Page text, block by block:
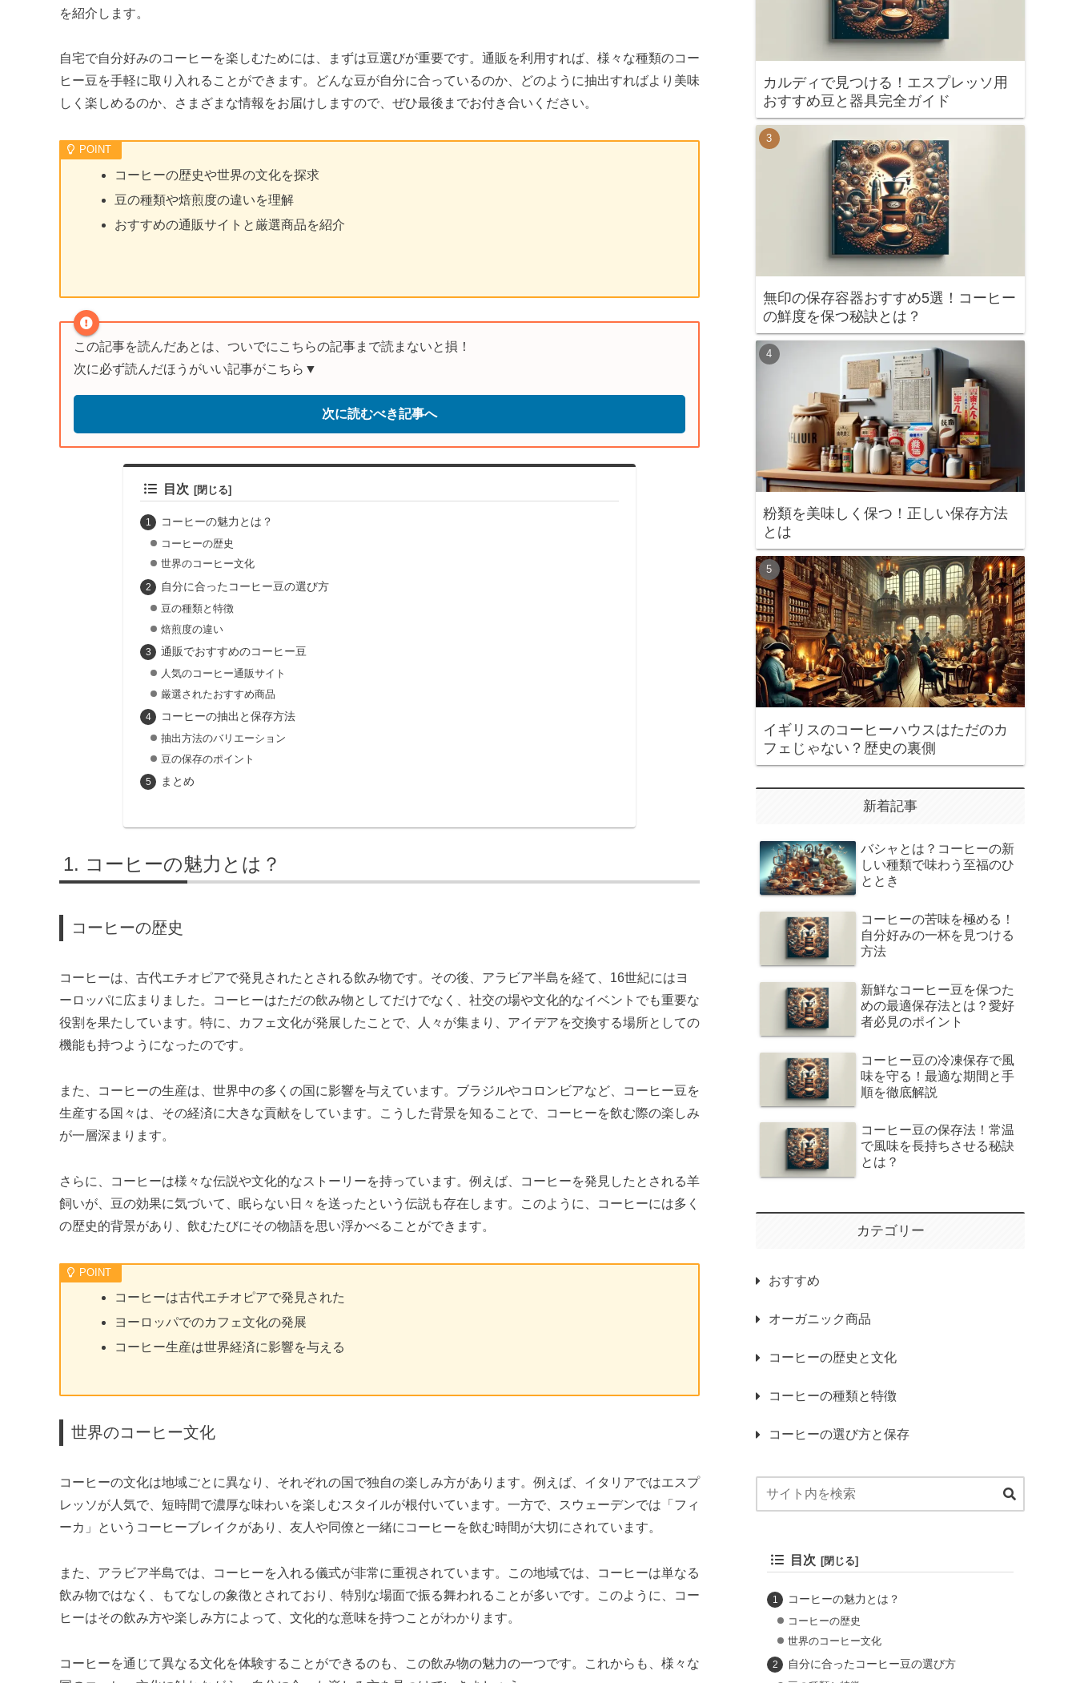
を紹介します。
自宅で自分好みのコーヒーを楽しむためには、まずは豆選びが重要です。通販を利用すれば、様々な種類のコー
ヒー豆を手軽に取り入れることができます。どんな豆が自分に合っているのか、どのように抽出すればより美味
しく楽しめるのか、さまざまな情報をお届けしますので、ぜひ最後までお付き合いください。
コーヒーの歴史や世界の文化を探求
豆の種類や焙煎度の違いを理解
おすすめの通販サイトと厳選商品を紹介
この記事を読んだあとは、ついでにこちらの記事まで読まないと損！
次に必ず読んだほうがいい記事がこちら▼
次に読むべき記事へ
目次
コーヒーの魅力とは？
コーヒーの歴史
世界のコーヒー文化
自分に合ったコーヒー豆の選び方
豆の種類と特徴
焙煎度の違い
通販でおすすめのコーヒー豆
人気のコーヒー通販サイト
厳選されたおすすめ商品
コーヒーの抽出と保存方法
抽出方法のバリエーション
豆の保存のポイント
まとめ
コーヒーの魅力とは？
コーヒーの歴史
コーヒーは、古代エチオピアで発見されたとされる飲み物です。その後、アラビア半島を経て、16世紀にはヨ
ーロッパに広まりました。コーヒーはただの飲み物としてだけでなく、社交の場や文化的なイベントでも重要な
役割を果たしています。特に、カフェ文化が発展したことで、人々が集まり、アイデアを交換する場所としての
機能も持つようになったのです。
また、コーヒーの生産は、世界中の多くの国に影響を与えています。ブラジルやコロンビアなど、コーヒー豆を
生産する国々は、その経済に大きな貢献をしています。こうした背景を知ることで、コーヒーを飲む際の楽しみ
が一層深まります。
さらに、コーヒーは様々な伝説や文化的なストーリーを持っています。例えば、コーヒーを発見したとされる羊
飼いが、豆の効果に気づいて、眠らない日々を送ったという伝説も存在します。このように、コーヒーには多く
の歴史的背景があり、飲むたびにその物語を思い浮かべることができます。
コーヒーは古代エチオピアで発見された
ヨーロッパでのカフェ文化の発展
コーヒー生産は世界経済に影響を与える
世界のコーヒー文化
コーヒーの文化は地域ごとに異なり、それぞれの国で独自の楽しみ方があります。例えば、イタリアではエスプ
レッソが人気で、短時間で濃厚な味わいを楽しむスタイルが根付いています。一方で、スウェーデンでは「フィ
ーカ」というコーヒーブレイクがあり、友人や同僚と一緒にコーヒーを飲む時間が大切にされています。
また、アラビア半島では、コーヒーを入れる儀式が非常に重視されています。この地域では、コーヒーは単なる
飲み物ではなく、もてなしの象徴とされており、特別な場面で振る舞われることが多いです。このように、コー
ヒーはその飲み方や楽しみ方によって、文化的な意味を持つことがわかります。
コーヒーを通じて異なる文化を体験することができるのも、この飲み物の魅力の一つです。これからも、様々な
カルディで見つける！エスプレッソ用
おすすめ豆と器具完全ガイド
無印の保存容器おすすめ5選！コーヒー
の鮮度を保つ秘訣とは？
粉類を美味しく保つ！正しい保存方法
とは
イギリスのコーヒーハウスはただのカ
フェじゃない？歴史の裏側
新着記事
バシャとは？コーヒーの新
しい種類で味わう至福のひ
ととき
コーヒーの苦味を極める！
自分好みの一杯を見つける
方法
新鮮なコーヒー豆を保つた
めの最適保存法とは？愛好
者必見のポイント
コーヒー豆の冷凍保存で風
味を守る！最適な期間と手
順を徹底解説
コーヒー豆の保存法！常温
で風味を長持ちさせる秘訣
とは？
カテゴリー
おすすめ
オーガニック商品
コーヒーの歴史と文化
コーヒーの種類と特徴
コーヒーの選び方と保存
目次
コーヒーの魅力とは？
コーヒーの歴史
世界のコーヒー文化
自分に合ったコーヒー豆の選び方